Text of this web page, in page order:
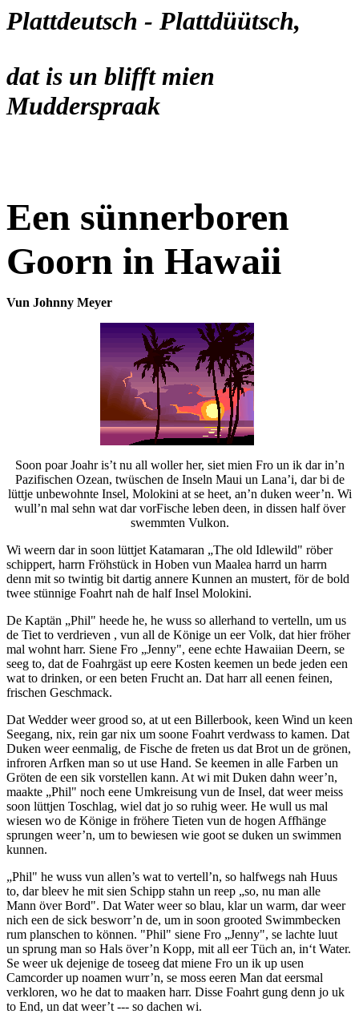
Plattdeutsch - Plattdüütsch,
dat is un blifft mien
Mudderspraak
Een sünnerboren
Goorn in Hawaii
Vun Johnny Meyer
Soon poar Joahr is’t nu all woller her, siet mien Fro un ik dar in’n
Pazifischen Ozean, twüschen de Inseln Maui un Lana’i, dar bi de
lüttje unbewohnte Insel, Molokini at se heet, an’n duken weer’n. Wi
wull’n mal sehn wat dar vorFische leben deen, in dissen half över
swemmten Vulkon.
Wi weern dar in soon lüttjet Katamaran „The old Idlewild" röber
schippert, harrn Fröhstück in Hoben vun Maalea harrd un harrn
denn mit so twintig bit dartig annere Kunnen an mustert, för de bold
twee stünnige Foahrt nah de half Insel Molokini.
De Kaptän „Phil" heede he, he wuss so allerhand to vertelln, um us
de Tiet to verdrieven , vun all de Könige un eer Volk, dat hier fröher
mal wohnt harr. Siene Fro „Jenny", eene echte Hawaiian Deern, se
seeg to, dat de Foahrgäst up eere Kosten keemen un bede jeden een
wat to drinken, or een beten Frucht an. Dat harr all eenen feinen,
frischen Geschmack.
Dat Wedder weer grood so, at ut een Billerbook, keen Wind un keen
Seegang, nix, rein gar nix um soone Foahrt verdwass to kamen. Dat
Duken weer eenmalig, de Fische de freten us dat Brot un de grönen,
infroren Arfken man so ut use Hand. Se keemen in alle Farben un
Gröten de een sik vorstellen kann. At wi mit Duken dahn weer’n,
maakte „Phil" noch eene Umkreisung vun de Insel, dat weer meiss
soon lüttjen Toschlag, wiel dat jo so ruhig weer. He wull us mal
wiesen wo de Könige in fröhere Tieten vun de hogen Affhänge
sprungen weer’n, um to bewiesen wie goot se duken un swimmen
kunnen.
„Phil" he wuss vun allen’s wat to vertell’n, so halfwegs nah Huus
to, dar bleev he mit sien Schipp stahn un reep „so, nu man alle
Mann över Bord". Dat Water weer so blau, klar un warm, dar weer
nich een de sick besworr’n de, um in soon grooted Swimmbecken
rum planschen to können. "Phil" siene Fro „Jenny", se lachte luut
un sprung man so Hals över’n Kopp, mit all eer Tüch an, in‘t Water.
Se weer uk dejenige de toseeg dat miene Fro un ik up usen
Camcorder up noamen wurr’n, se moss eeren Man dat eersmal
verkloren, wo he dat to maaken harr. Disse Foahrt gung denn jo uk
to End, un dat weer’t --- so dachen wi.